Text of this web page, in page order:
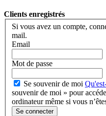
Clients enregistrés
Si vous avez un compte,
mail.
Email
Mot de passe
Se souvenir de moi
souvenir de moi » pour
ordinateur même si vous
Se connecter